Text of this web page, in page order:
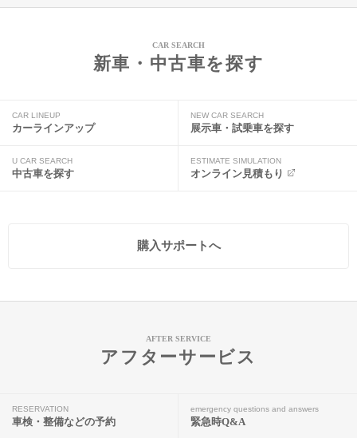
CAR SEARCH
新車・中古車を探す
CAR LINEUP
カーラインアップ
NEW CAR SEARCH
展示車・試乗車を探す
U CAR SEARCH
中古車を探す
ESTIMATE SIMULATION
オンライン見積もり
購入サポートへ
AFTER SERVICE
アフターサービス
RESERVATION
車検・整備などの予約
emergency questions and answers
緊急時Q&A